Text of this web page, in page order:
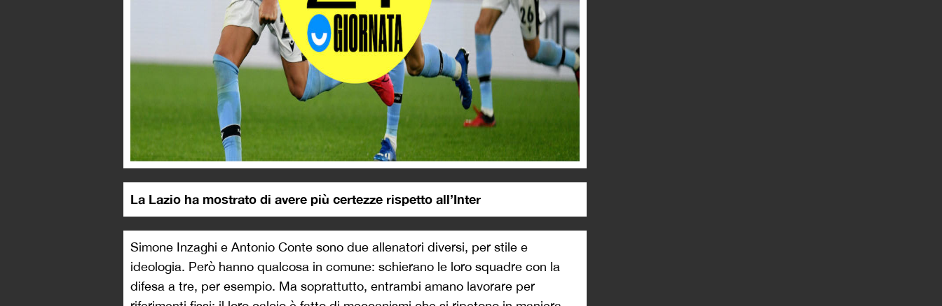
La Lazio ha mostrato di avere più certezze rispetto all’Inter
Simone Inzaghi e Antonio Conte sono due allenatori diversi, per stile e
ideologia. Però hanno qualcosa in comune: schierano le loro squadre con la
difesa a tre, per esempio. Ma soprattutto, entrambi amano lavorare per